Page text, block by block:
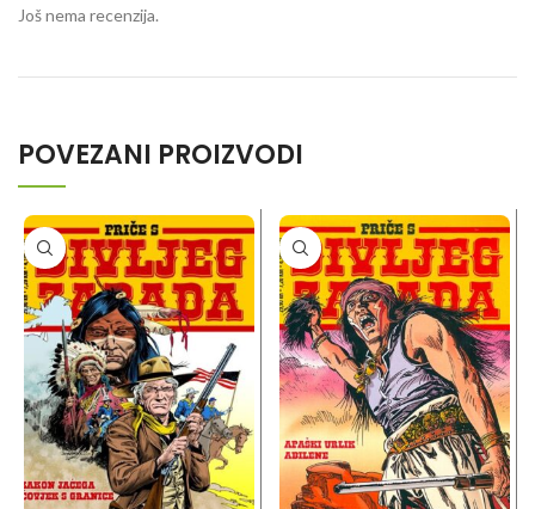
Još nema recenzija.
POVEZANI PROIZVODI